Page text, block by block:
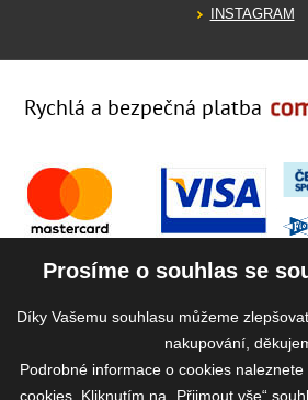
INSTAGRAM
Rychlá a bezpečná platba
Prosíme o souhlas se
Díky Vašemu souhlasu můžeme
nakupování,
Podrobné informace o cookies naleznete
cookies . Kliknutím na „Přijmout vše“